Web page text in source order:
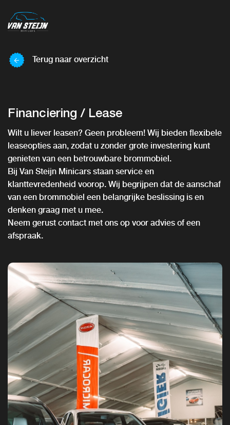
Terug naar overzicht
Financiering / Lease
Wilt u liever leasen? Geen probleem! Wij bieden flexibele
leaseopties aan, zodat u zonder grote investering kunt
genieten van een betrouwbare brommobiel.
Bij Van Steijn Minicars staan service en
klanttevredenheid voorop. Wij begrijpen dat de aanschaf
van een brommobiel een belangrijke beslissing is en
denken graag met u mee.
Neem gerust contact met ons op voor advies of een
afspraak.